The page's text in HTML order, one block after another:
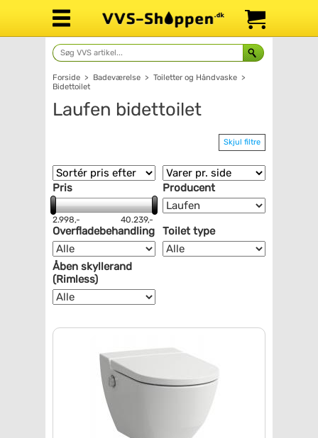
Forside > Badeværelse > Toiletter og Håndvaske >
Bidettoilet
Laufen bidettoilet
Skjul filtre
Pris
2.998,- 40.239,-
Producent
Overfladebehandling Toilet type
Åben skyllerand
(Rimless)